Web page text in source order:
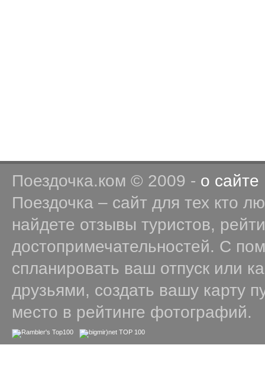
Поездочка.ком © 2009 - о сайте
Поездочка – сайт для тех кто
найдете отзывы туристов,
достопримечательностей. С
спланировать ваш отпуск или
друзьями, создать вашу карту
место в рейтинге фотографий.